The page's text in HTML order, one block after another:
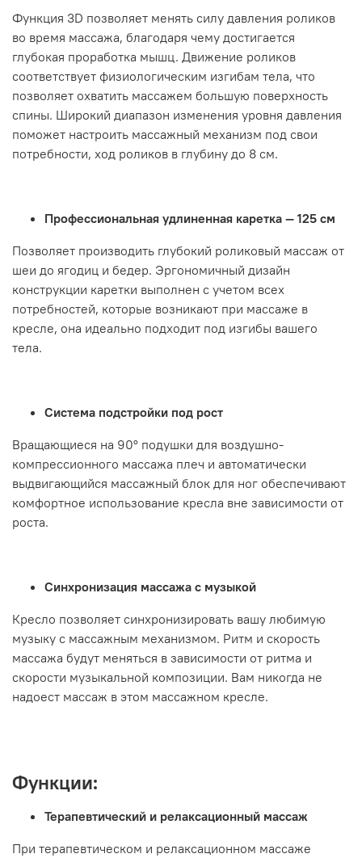
Функция 3D позволяет менять силу давления роликов
во время массажа, благодаря чему достигается
глубокая проработка мышц. Движение роликов
соответствует физиологическим изгибам тела, что
позволяет охватить массажем большую поверхность
спины. Широкий диапазон изменения уровня давления
поможет настроить массажный механизм под свои
потребности, ход роликов в глубину до 8 см.
Профессиональная удлиненная каретка — 125 см
Позволяет производить глубокий роликовый массаж от
шеи до ягодиц и бедер. Эргономичный дизайн
конструкции каретки выполнен с учетом всех
потребностей, которые возникают при массаже в
кресле, она идеально подходит под изгибы вашего
тела.
Система подстройки под рост
Вращающиеся на 90° подушки для воздушно-
компрессионного массажа плеч и автоматически
выдвигающийся массажный блок для ног обеспечивают
комфортное использование кресла вне зависимости от
роста.
Синхронизация массажа с музыкой
Кресло позволяет синхронизировать вашу любимую
музыку с массажным механизмом. Ритм и скорость
массажа будут меняться в зависимости от ритма и
скорости музыкальной композиции. Вам никогда не
надоест массаж в этом массажном кресле.
Функции:
Терапевтический и релаксационный массаж
При терапевтическом и релаксационном массаже